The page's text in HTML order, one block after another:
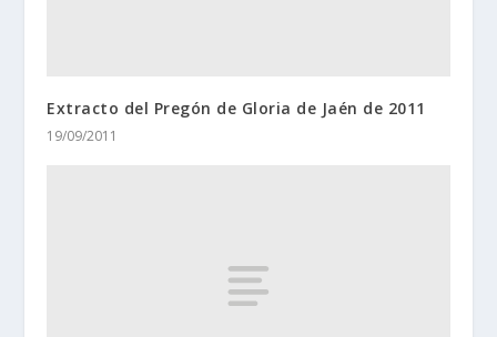
Extracto del Pregón de Gloria de Jaén de 2011
19/09/2011